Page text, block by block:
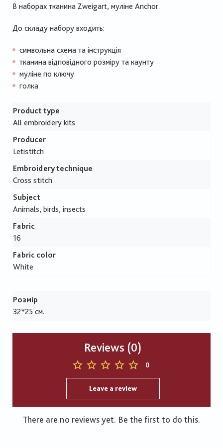
В наборах тканина Zweigart, муліне Anchor.
До складу набору входить:
символьна схема та інструкція
тканина відповідного розміру та каунту
муліне по ключу
голка
Product type
All embroidery kits
Producer
Letistitch
Embroidery technique
Cross stitch
Subject
Animals, birds, insects
Fabric
16
Fabric color
White
Розмір
32*25 см.
Reviews (0)
0
Leave a review
There are no reviews yet. Be the first to do this.